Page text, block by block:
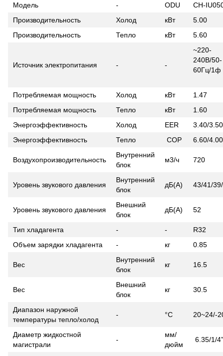
Модель
- ODU
CH-
Производительность
Холод кВт
5.00
Производительность
Тепло кВт 5.60
Источник электропитания - -
~220-
240В/50-
Потребляемая мощность Холод кВт
1.47
Потребляемая мощность
Тепло кВт
1.60
Энергоэффективность
Холод EER
3.40/3.50
Энергоэффективность
Тепло COP 6.60/4.00
Воздухопроизводительность
Внутренний
блок
м3/ч 720
Уровень звукового давления
Внутренний
блок
дБ(A) 43/41/
Уровень звукового давления
Внешний
блок
дБ(A) 52
Тип хладагента - -
R32
Объем зарядки хладагента
- кг 0.85
Вес
Внутренний
блок
кг 16.5
Вес
Внешний
блок
кг 30.5
Диапазон наружной
температуры тепло/холод
- °C 20~24/-
Диаметр жидкостной
магистрали
-
мм/
дюйм
6.35/1/4”